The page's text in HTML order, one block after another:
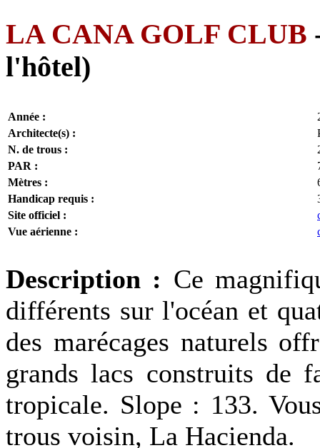
LA CANA GOLF CLUB
l'hôtel)
Année :
Architecte(s) :
N. de trous :
PAR :
Mètres :
Handicap requis :
Site officiel :
Vue aérienne :
Description : Ce
différents sur l'océan et
des marécages naturels
grands lacs construits de
tropicale. Slope : 133.
trous voisin, La Hacienda.